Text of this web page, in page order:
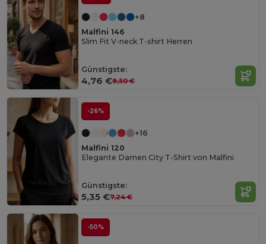
+8
Malfini 146
Slim Fit V-neck T-shirt Herren
Günstigste:
4,76 €8,50 €
-26%
+16
Malfini 120
Elegante Damen City T-Shirt von Malfini
Günstigste:
5,35 €7,24 €
-50%